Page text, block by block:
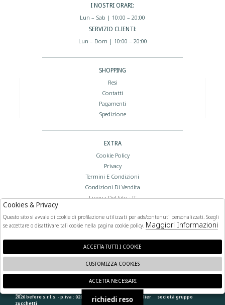
I NOSTRI ORARI:
Lun – Sab | 10:00 – 20:00
SERVIZIO CLIENTI:
Lun – Dom | 10:00 – 20:00
SHOPPING
Resi
Contatti
Pagamenti
Spedizione
EXTRA
Cookie Policy
Privacy
Termini E Condizioni
Condizioni Di Vendita
Lingua Del Sito : IT
FOLLOW US
2026 before s.r.l.s. - p.iva : 02066400892 powered by atelier società gruppo
zucchetti
🍪
richiedi reso
Cookies & Privacy
Questo sito si avvale di cookie di profilazione utilizzati per ads/contenuti personalizzati. Scegli
se accettare o disattivare tali cookie nella pagina cookie policy. Maggiori Informazioni
ACCETTA TUTTI I COOKIE
CUSTOMIZZA COOKIES
ACCETTA NECESSARI